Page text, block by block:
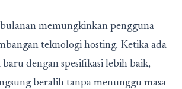
memungkinkan pengguna
teknologi hosting. Ketika ada
dengan spesifikasi lebih baik,
beralih tanpa menunggu masa